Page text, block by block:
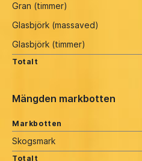
Gran (timmer)
Glasbjörk (massaved)
Glasbjörk (timmer)
Totalt
Mängden markbotten
Markbotten
Skogsmark
Totalt